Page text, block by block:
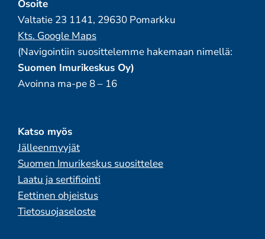
Osoite
Valtatie 23 1141, 29630 Pomarkku
Kts. Google Maps
(Navigointiin suosittelemme hakemaan nimellä:
Suomen Imurikeskus Oy)
Avoinna ma-pe 8 – 16
Katso myös
Jälleenmyyjät
Suomen Imurikeskus suosittelee
Laatu ja sertifiointi
Eettinen ohjeistus
Tietosuojaseloste